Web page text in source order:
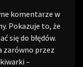
komentarze w
Pokazuje to, że
się do błędów.
zarówno przez
–